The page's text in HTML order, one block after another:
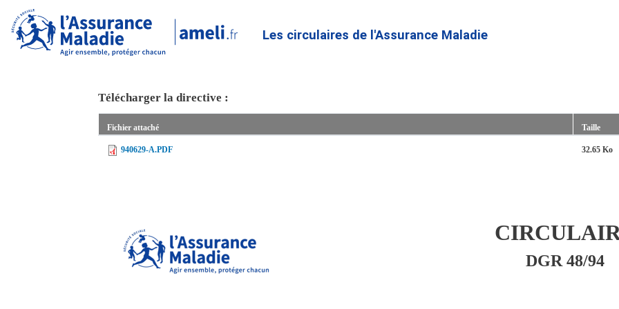
au
contenu
Les circulaires de l'Assurance Maladie
Télécharger la directive :
Fichier attaché Taille
940629-A.PDF 32.65 Ko
DGR 48/94